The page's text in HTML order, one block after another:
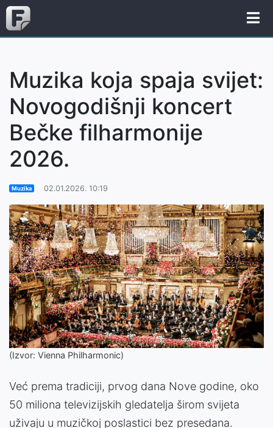
Muzika koja spaja svijet:
Novogodišnji koncert
Bečke filharmonije
2026.
Muzika 02.01.2026. 10:19
(Izvor: Vienna Philharmonic)
Već prema tradiciji, prvog dana Nove godine, oko
50 miliona televizijskih gledatelja širom svijeta
uživaju u muzičkoj poslastici bez presedana.